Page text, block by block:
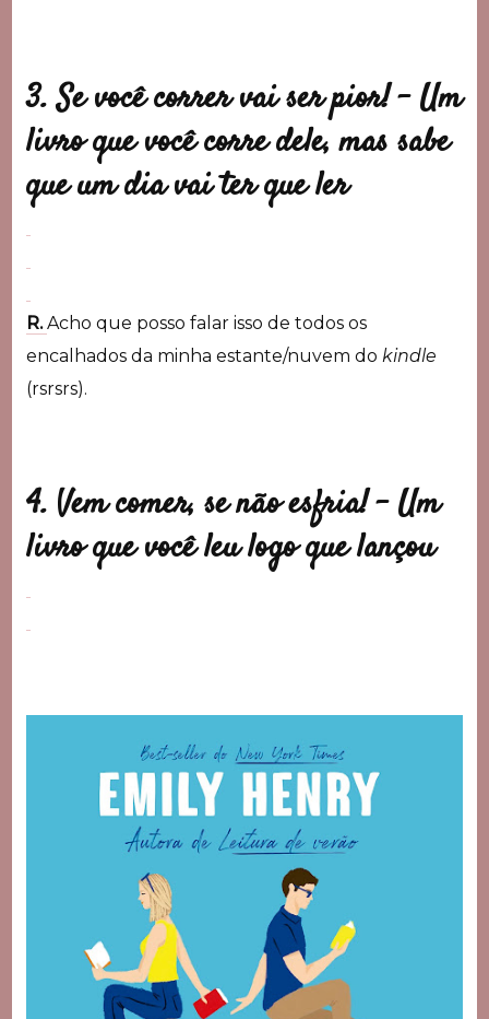
3. Se você correr vai ser pior! –Um
livro que você corre dele, mas sabe
que um dia vai ter que ler
R.Acho que posso falar isso de todos os
encalhados da minha estante/nuvem do kindle
(rsrsrs).
4. Vem comer, se não esfria! –Um
livro que você leu logo que lançou